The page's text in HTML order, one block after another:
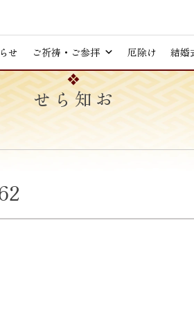
せ ご祈祷・ご参拝 厄除け 結婚
お知らせ